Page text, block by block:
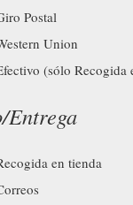
Postal
Union
(sólo Recogida
Entrega
en tienda